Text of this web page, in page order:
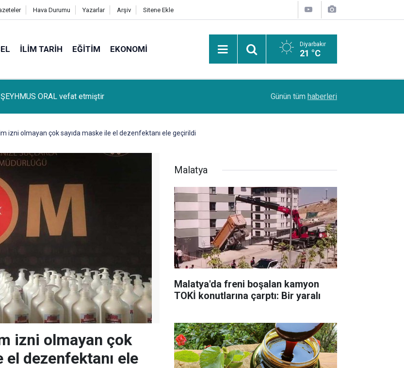
Hava Durumu Yazarlar Arşiv Sitene Ekle
İLIM TARIH EĞITIM EKONOMI Diyarbakır
21 °C
Kûrik Köyünden MEYRİ GÜL vefat etmiştir
kanserlerine de yol açabilir
Günün tüm haberleri
izni olmayan çok sayıda maske ile el dezenfektanı ele geçirildi
izni olmayan çok
el dezenfektanı ele
Malatya
Malatya'da freni boşalan kamyon
TOKİ konutlarına çarptı: Bir yaralı